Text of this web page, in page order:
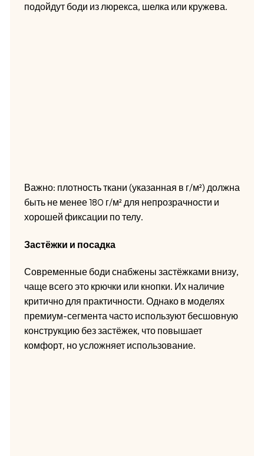
подойдут боди из люрекса, шелка или кружева.
Важно: плотность ткани (указанная в г/м²) должна
быть не менее 180 г/м² для непрозрачности и
хорошей фиксации по телу.
Застёжки и посадка
Современные боди снабжены застёжками внизу,
чаще всего это крючки или кнопки. Их наличие
критично для практичности. Однако в моделях
премиум-сегмента часто используют бесшовную
конструкцию без застёжек, что повышает
комфорт, но усложняет использование.